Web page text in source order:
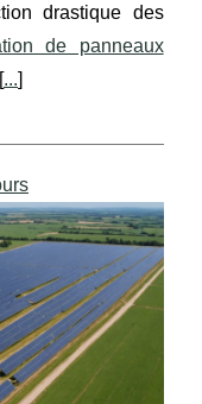
drastique des
de panneaux
...]